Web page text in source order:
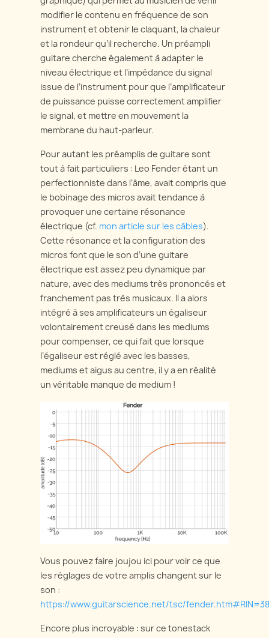
modifier le contenu en fréquence de son
instrument et obtenir le claquant, la chaleur
et la rondeur qu’il recherche. Un préampli
guitare cherche également à adapter le
niveau électrique et l’impédance du signal
issue de l’instrument pour que l’amplificateur
de puissance puisse correctement amplifier
le signal, et mettre en mouvement la
membrane du haut-parleur.
Pour autant les préamplis de guitare sont
tout à fait particuliers : Leo Fender étant un
perfectionniste dans l’âme, avait compris que
le bobinage des micros avait tendance à
provoquer une certaine résonance
électrique (cf. mon article sur les câbles).
Cette résonance et la configuration des
micros font que le son d’une guitare
électrique est assez peu dynamique par
nature, avec des mediums très prononcés et
franchement pas très musicaux. Il a alors
intégré à ses amplificateurs un égaliseur
volontairement creusé dans les mediums
pour compenser, ce qui fait que lorsque
l’égaliseur est réglé avec les basses,
mediums et aigus au centre, il y a en réalité
un véritable manque de medium !
Vous pouvez faire joujou ici pour voir ce que
les réglages de votre amplis changent sur le
son :
https://www.guitarscience.net/tsc/
Encore plus incroyable : sur ce tonestack